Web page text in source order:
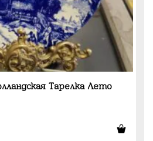
Тарелка Лето